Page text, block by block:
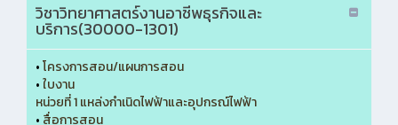
วิชาวิทยาศาสตร์งานอาชีพธุรกิจและ
บริการ(30000-1301)
•โครงการสอน/แผนการสอน
•ใบงาน
หน่วยที่ 1 แหล่งกำเนิดไฟฟ้าและอุปกรณ์ไฟฟ้า
• สื่อการสอน